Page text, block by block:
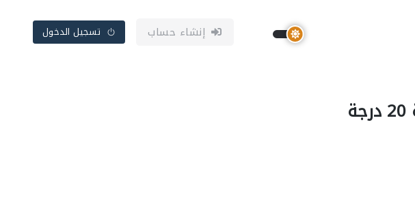
إنشاء حساب تسجيل الدخول
احسب الانخفاض فى درجة الحرارة اذا تغير حجم غاز فى درجة 20 درجة